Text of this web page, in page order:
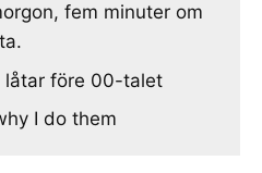
fem minuter om
låtar före 00-talet
I do them